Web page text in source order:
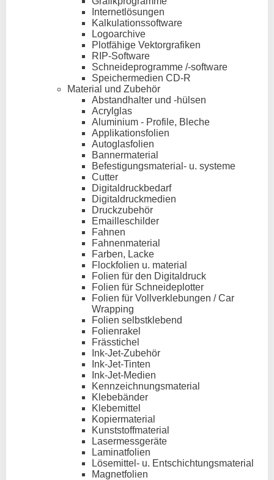
Internetlösungen
Kalkulationssoftware
Logoarchive
Plotfähige Vektorgrafiken
RIP-Software
Schneideprogramme /-software
Speichermedien CD-R
Material und Zubehör
Abstandhalter und -hülsen
Acrylglas
Aluminium - Profile, Bleche
Applikationsfolien
Autoglasfolien
Bannermaterial
Befestigungsmaterial- u. systeme
Cutter
Digitaldruckbedarf
Digitaldruckmedien
Druckzubehör
Emailleschilder
Fahnen
Fahnenmaterial
Farben, Lacke
Flockfolien u. material
Folien für den Digitaldruck
Folien für Schneideplotter
Folien für Vollverklebungen / Car
Wrapping
Folien selbstklebend
Folienrakel
Frässtichel
Ink-Jet-Zubehör
Ink-Jet-Tinten
Ink-Jet-Medien
Kennzeichnungsmaterial
Klebebänder
Klebemittel
Kopiermaterial
Kunststoffmaterial
Lasermessgeräte
Laminatfolien
Lösemittel- u. Entschichtungsmaterial
Magnetfolien